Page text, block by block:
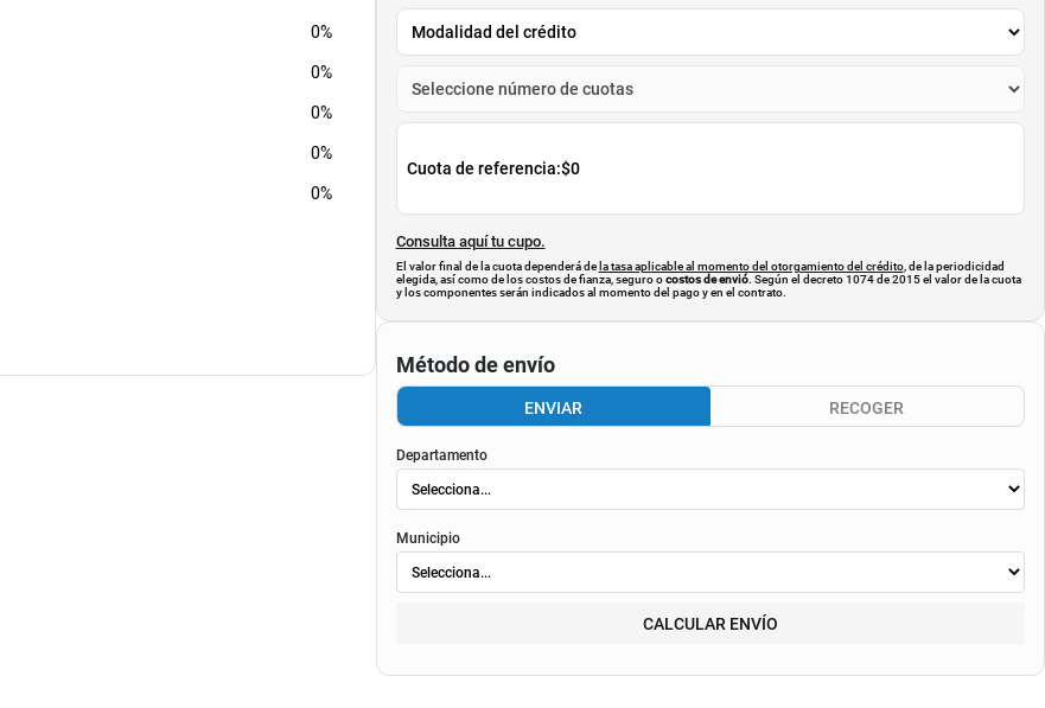
0%
0%
0%
0%
0%
Cuota de referencia:$0
Consulta aquí tu cupo.
El valor final de la cuota dependerá de la tasa aplicable al momento del otorgamiento del crédito, de la periodicidad
elegida, así como de los costos de fianza, seguro ocostos de envió. Según el decreto 1074 de 2015 el valor de la cuota
y los componentes serán indicados al momento del pago y en el contrato.
Método de envío
ENVIAR RECOGER
Departamento
Municipio
CALCULAR ENVÍO